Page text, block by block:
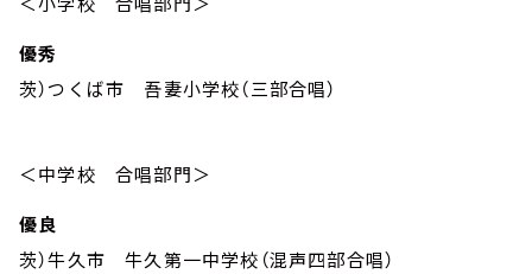
優秀
茨）つくば市 吾妻小学校（三部合唱）
＜中学校 合唱部門＞
優良
茨）牛久市 牛久第一中学校（混声四部合唱）